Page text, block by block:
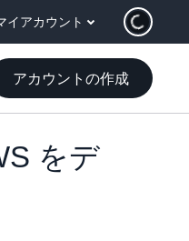
イアカウント
アカウントの作成
をデ